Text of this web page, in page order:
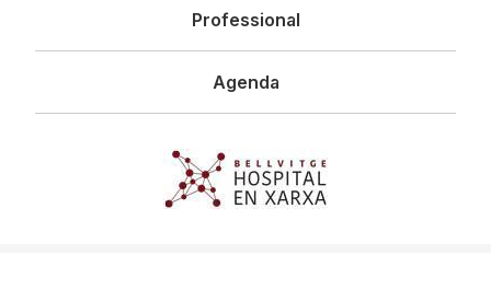
Professional
Agenda